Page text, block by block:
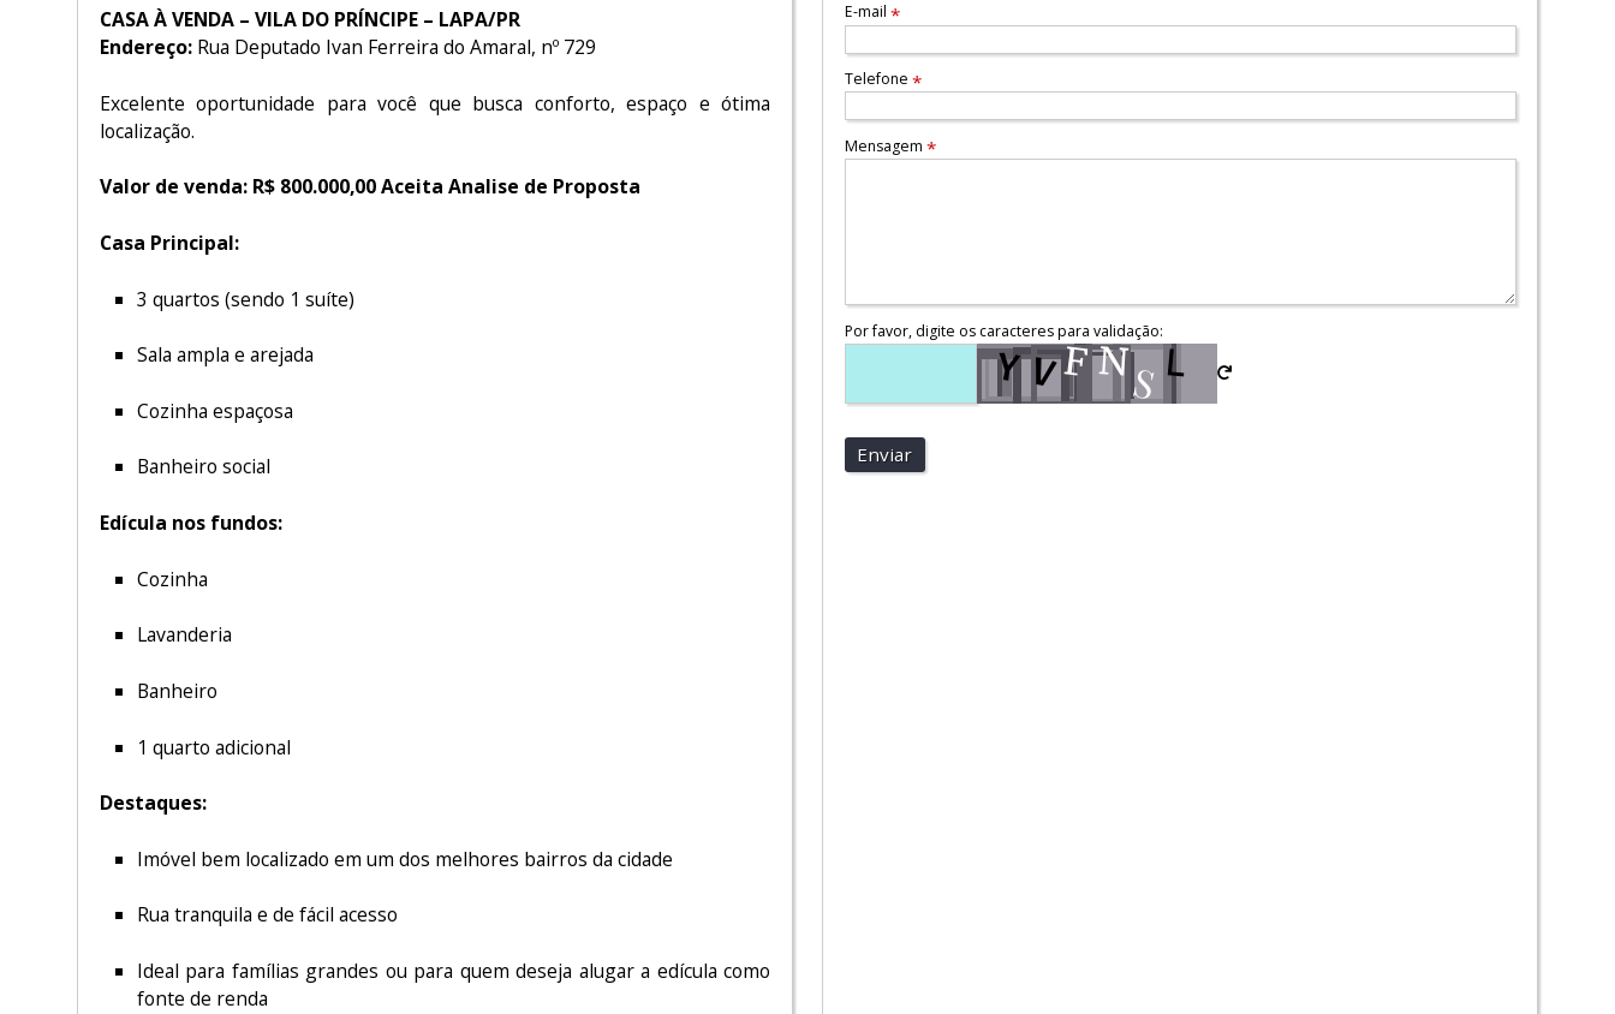
CASA À VENDA – VILA DO PRÍNCIPE – LAPA/PR
Endereço:Rua Deputado Ivan Ferreira do Amaral, nº 729
Excelente oportunidade para você que busca conforto, espaço e ótima
localização.
Valor de venda: R$ 800.000,00 Aceita Analise de Proposta
Casa Principal:
3 quartos (sendo 1 suíte)
Sala ampla e arejada
Cozinha espaçosa
Banheiro social
Edícula nos fundos:
Cozinha
Lavanderia
Banheiro
1 quarto adicional
Destaques:
Imóvel bem localizado em um dos melhores bairros da cidade
Rua tranquila e de fácil acesso
Ideal para famílias grandes ou para quem deseja alugar a edícula como
fonte de renda
E-mail *
Telefone *
Mensagem *
Por favor, digite os caracteres para validação:
Enviar